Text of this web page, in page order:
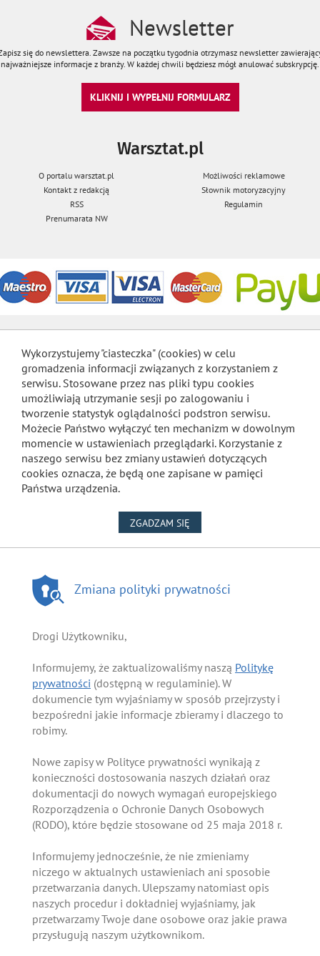
Newsletter
się do newslettera. Zawsze na początku tygodnia otrzymasz newsletter
najważniejsze informacje z branży. W każdej chwili będziesz mógł anulować subskrypcję.
KLIKNIJ I WYPEŁNIJ FORMULARZ
Warsztat.pl
O portalu warsztat.pl
Możliwości reklamowe
Kontakt z redakcją
Słownik motoryzacyjny
RSS
Regulamin
Prenumarata NW
Wykorzystujemy "ciasteczka" (cookies) w celu
gromadzenia informacji związanych z korzystaniem z
serwisu. Stosowane przez nas pliki typu cookies
umożliwiają utrzymanie sesji po zalogowaniu i
tworzenie statystyk oglądalności podstron serwisu.
Możecie Państwo wyłączyć ten mechanizm w dowolnym
momencie w ustawieniach przeglądarki. Korzystanie z
naszego serwisu bez zmiany ustawień dotyczących
cookies oznacza, że będą one zapisane w pamięci
Państwa urządzenia.
ZGADZAM SIĘ
Zmiana polityki prywatności
Drogi Użytkowniku,
Informujemy, że zaktualizowaliśmy naszą Politykę
prywatności (dostępną w regulaminie). W
dokumencie tym wyjaśniamy w sposób przejrzysty i
bezpośredni jakie informacje zbieramy i dlaczego to
robimy.
Nowe zapisy w Polityce prywatności wynikają z
konieczności dostosowania naszych działań oraz
dokumentacji do nowych wymagań europejskiego
Rozporządzenia o Ochronie Danych Osobowych
(RODO), które będzie stosowane od 25 maja 2018 r.
Informujemy jednocześnie, że nie zmieniamy
niczego w aktualnych ustawieniach ani sposobie
przetwarzania danych. Ulepszamy natomiast opis
naszych procedur i dokładniej wyjaśniamy, jak
przetwarzamy Twoje dane osobowe oraz jakie prawa
przysługują naszym użytkownikom.